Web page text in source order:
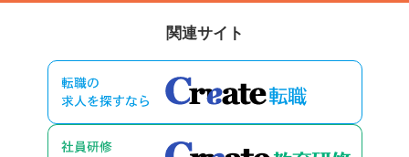
関連サイト